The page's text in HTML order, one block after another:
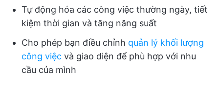
Tự động hóa các công việc thường ngày, tiết
kiệm thời gian và tăng năng suất
Cho phép bạn điều chỉnh quản lý khối lượng
công việc và giao diện để phù hợp với nhu
cầu của mình